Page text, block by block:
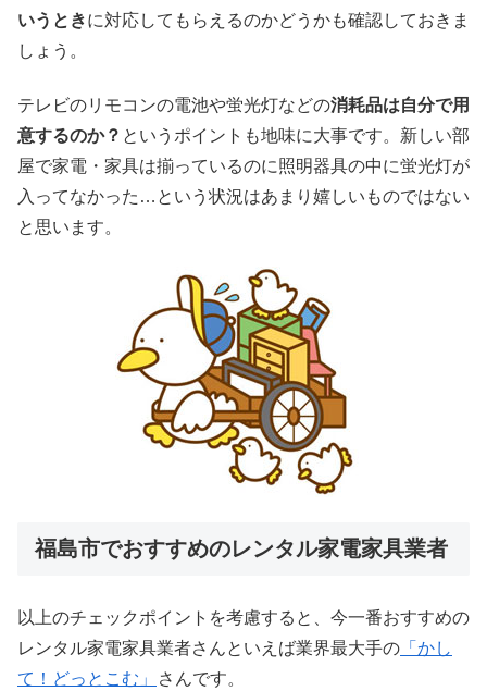
いうときに対応してもらえるのかどうかも確認しておきま
しょう。
テレビのリモコンの電池や蛍光灯などの消耗品は自分で用
意するのか？ というポイントも地味に大事です。新しい部
屋で家電・家具は揃っているのに照明器具の中に蛍光灯が
入ってなかった…という状況はあまり嬉しいものではない
と思います。
福島市でおすすめのレンタル家電家具業者
以上のチェックポイントを考慮すると、今一番おすすめの
レンタル家電家具業者さんといえば業界最大手の 「かし
て！どっとこむ」
さんです。